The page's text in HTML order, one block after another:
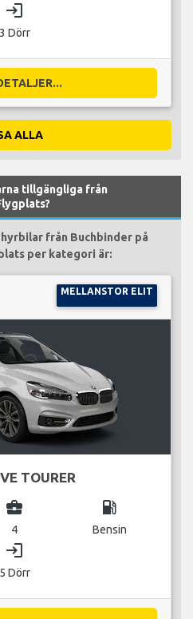
login
3 Dörr
ALLA
tillgängliga från
från Buchbinder på
per kategori är:
MELLANSTOR ELIT
TOURER
business_center
4
local_gas_station
Bensin
login
5 Dörr